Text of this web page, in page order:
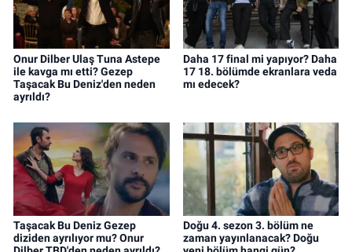
Onur Dilber Ulaş Tuna Astepe
ile kavga mı etti? Gezep
Taşacak Bu Deniz'den neden
ayrıldı?
Daha 17 final mi yapıyor? Daha
17 18. bölümde ekranlara veda
mı edecek?
Taşacak Bu Deniz Gezep
diziden ayrılıyor mu? Onur
Doğu 4. sezon 3. bölüm ne
zaman yayınlanacak? Doğu